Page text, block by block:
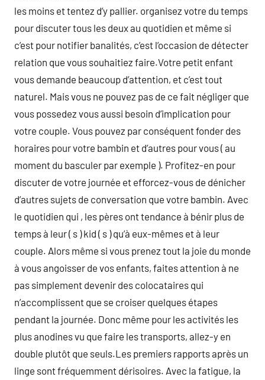
les moins et tentez d’y pallier. organisez votre du temps
pour discuter tous les deux au quotidien et même si
c’est pour notifier banalités, c’est l’occasion de détecter
relation que vous souhaitiez faire.Votre petit enfant
vous demande beaucoup d’attention, et c’est tout
naturel. Mais vous ne pouvez pas de ce fait négliger que
vous possedez vous aussi besoin d’implication pour
votre couple. Vous pouvez par conséquent fonder des
horaires pour votre bambin et d’autres pour vous ( au
moment du basculer par exemple ). Profitez-en pour
discuter de votre journée et efforcez-vous de dénicher
d’autres sujets de conversation que votre bambin. Avec
le quotidien qui , les pères ont tendance à bénir plus de
temps à leur ( s ) kid ( s ) qu’à eux-mêmes et à leur
couple. Alors même si vous prenez tout la joie du monde
à vous angoisser de vos enfants, faites attention à ne
pas simplement devenir des colocataires qui
n’accomplissent que se croiser quelques étapes
pendant la journée. Donc même pour les activités les
plus anodines vu que faire les transports, allez-y en
double plutôt que seuls.Les premiers rapports après un
linge sont fréquemment dérisoires. Avec la fatigue, la